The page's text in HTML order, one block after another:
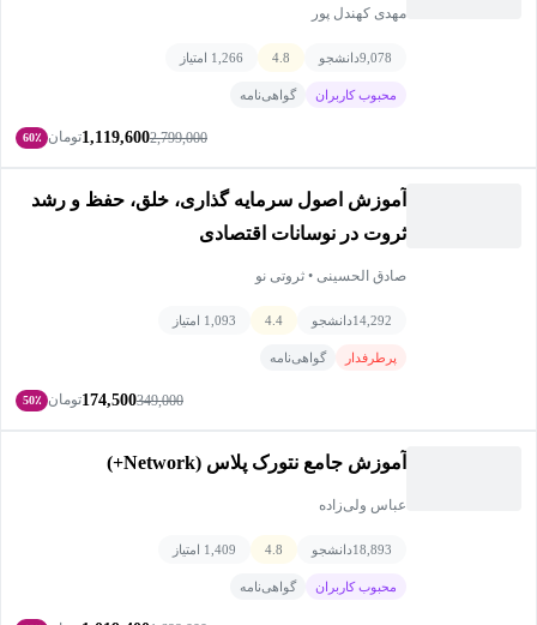
مهدی کهندل پور
9,078دانشجو 4.8 1,266 امتیاز
محبوب کاربران گواهی‌نامه
2,799,000
1,119,600تومان 60٪
آموزش اصول سرمايه گذاری، خلق، حفظ و رشد
ثروت در نوسانات اقتصادی
صادق الحسینی • ثروتی نو
14,292دانشجو 4.4 1,093 امتیاز
پرطرفدار گواهی‌نامه
349,000
174,500تومان 50٪
آموزش جامع نتورک پلاس (Network+)
عباس ولی‌زاده
18,893دانشجو 4.8 1,409 امتیاز
محبوب کاربران گواهی‌نامه